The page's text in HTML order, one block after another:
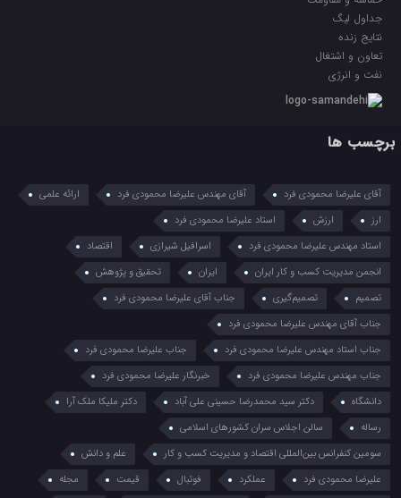
جداول لیگ
نتایج زنده
تعاون و اشتغال
نفت و انرژی
برچسب ها
آقای علیرضا محمودی فرد آقای مهندس علیرضا محمودی فرد
ارائه علمی
ارز
ارزش
استاد علیرضا محمودی فرد
استاد مهندس علیرضا محمودی فرد
اسرافیل شیرازی
اقتصاد
انجمن مدیریت کسب و کار ایران
ایران
تحقیق و پژوهش
تصمیم
تصمیم‌گیری
جناب آقای علیرضا محمودی فرد
جناب آقای مهندس علیرضا محمودی فرد
جناب استاد مهندس علیرضا محمودی فرد
جناب علیرضا محمودی فرد
جناب مهندس علیرضا محمودی فرد
خبرنگار علیرضا محمودی فرد
دانشگاه
دکتر سید محمدرضا حسینی علی آباد
دکتر ملیکا ملک آرا
رساله
سالن اجلاس سران کشورهای اسلامی
سومین کنفرانس بین‌المللی اقتصاد و مدیریت کسب و کار
علم و دانش
علیرضا محمودی فرد
عملکرد فوتبال قیمت
مجله